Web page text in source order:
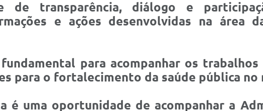
de transparência, diálogo e
e ações desenvolvidas na área
para acompanhar os trabalhos
para o fortalecimento da saúde pública no
é uma oportunidade de acompanhar a